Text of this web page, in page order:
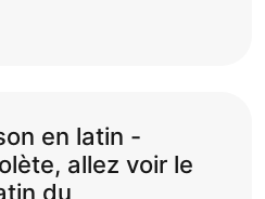
en latin -
allez voir le
du